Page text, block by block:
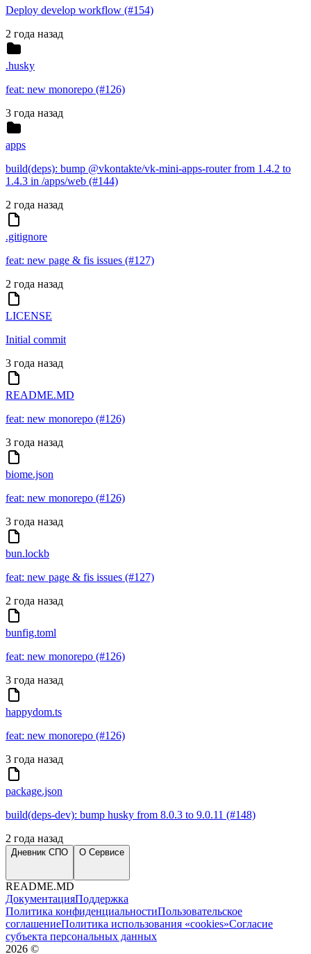
Deploy develop workflow (#154)
2 года назад
.husky
feat: new monorepo (#126)
3 года назад
apps
build(deps): bump @vkontakte/vk-mini-apps-router from 1.4.2 to
1.4.3 in /apps/web (#144)
2 года назад
.gitignore
feat: new page & fis issues (#127)
2 года назад
LICENSE
Initial commit
3 года назад
README.MD
feat: new monorepo (#126)
3 года назад
biome.json
feat: new monorepo (#126)
3 года назад
bun.lockb
feat: new page & fis issues (#127)
2 года назад
bunfig.toml
feat: new monorepo (#126)
3 года назад
happydom.ts
feat: new monorepo (#126)
3 года назад
package.json
build(deps-dev): bump husky from 8.0.3 to 9.0.11 (#148)
2 года назад
Дневник СПО О Сервисе
README.MD
ДокументацияПоддержка
Политика конфиденциальностиПользовательское
соглашениеПолитика использования «cookies»Согласие
субъекта персональных данных
2026 ©